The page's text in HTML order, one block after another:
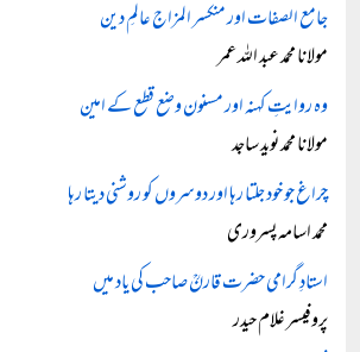
جامع الصفات اور منکسر المزاج عالمِ دین
مولانا محمد عبد اللہ عمر
وہ روایتِ کہنہ اور مسنون وضع قطع کے امین
مولانا محمد نوید ساجد
چراغ جو خود جلتا رہا اور دوسروں کو روشنی دیتا رہا
محمد اسامہ پسروری
استادِ گرامی حضرت قارنؒ صاحب کی یاد میں
پروفیسر غلام حیدر